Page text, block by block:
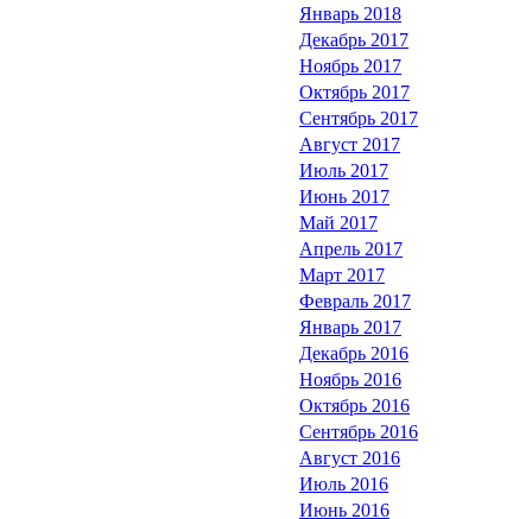
Январь 2018
Декабрь 2017
Ноябрь 2017
Октябрь 2017
Сентябрь 2017
Август 2017
Июль 2017
Июнь 2017
Май 2017
Апрель 2017
Март 2017
Февраль 2017
Январь 2017
Декабрь 2016
Ноябрь 2016
Октябрь 2016
Сентябрь 2016
Август 2016
Июль 2016
Июнь 2016